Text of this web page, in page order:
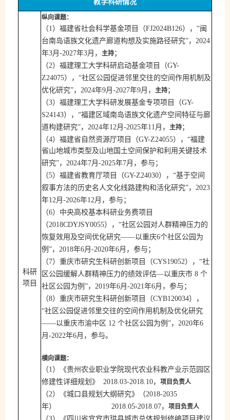
科研
项目
纵向课题：
（1）福建省社会科学基金项目（FJ2024B126），“闽
台南岛语族文化遗产廊道构想及实施路径研究”， 2024
年3月 -2027年3月， 主持；
（2） 福建理工大学科研启动基金项目 （GY-
Z24075）， “社区公园促进邻里交往的空间作用机制及
优化研究”， 2024年9月 -2027年9月， 主持；
（3） 福建理工大学科研发展基金专项项目 （GY-
S24143）， “福建区域南岛语族文化遗产空间特征与廊
道构建研究”， 2024年12月 -2025年11月， 主持；
（4） 福建省 自然资源厅项目（GY-Z24055）， “福建
省山地城市类型及山地国土空间保护和利用关键技术
研究”， 2024年7月 -2025年7月，参与 ；
（5） 福建省教育厅项目（GY-Z24030）， “基于空间
叙事方法的历史名人文化线路建构和活化研究”， 2023
年12月 -2026年12月，参与 ；
（6）中央高校基本科研业务费项目
（2018CDYJSY0055），“社区公园对人群精神压力的
恢复效用及空间优化研究——以重庆6个社区公园为
例”， 2018年6月 -2020年6月，参与 ；
（7）重庆市研究生科研创新项目（CYS19052）， “社
区公园缓解人群精神压力的绩效评估—以重庆市 8 个
社区公园为例”， 2019年6月 -2021年6月，参与 ；
（8）重庆市研究生科研创新项目（CYB120034），
“社区公园促进邻里交往的空间作用机制及优化研究
——以重庆市渝中区 12 个社区公园为例”， 2020年6
月 -2022年6月，参与。
横向课题：
（1）
《贵州农业职业学院现代农业科教产业示范园区
修建性详细规划》
2018.03-2018.10， 项目负责人
（2）《城口县规划大纲研究》（2018-2035
年）
2018.05-2018.07， 项目负责人